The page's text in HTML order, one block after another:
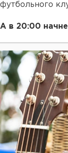
футбольного
А в 20:00